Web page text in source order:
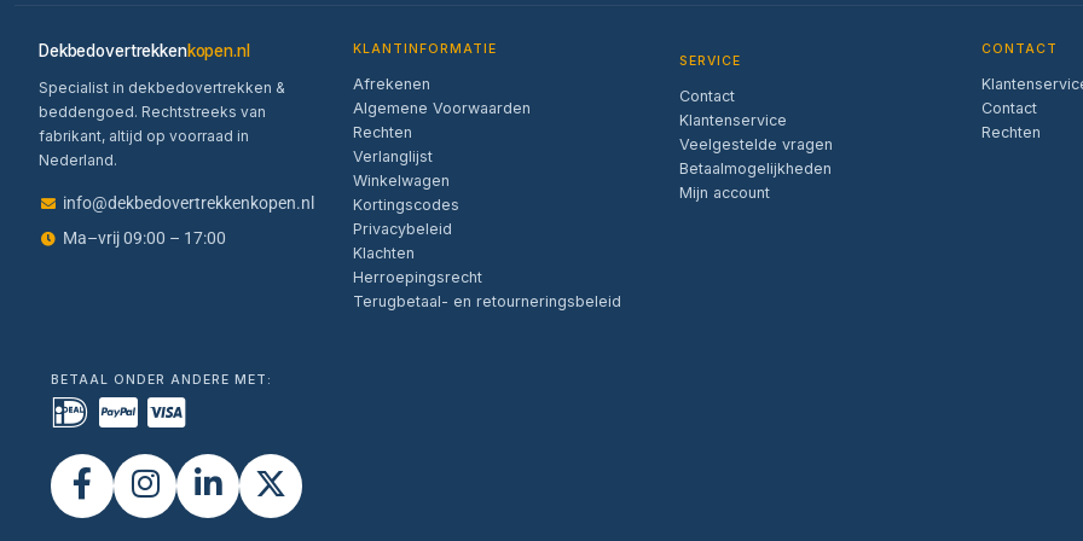
Dekbedovertrekkenkopen.nl
Specialist in dekbedovertrekken &
beddengoed. Rechtstreeks van
fabrikant, altijd op voorraad in
Nederland.
info@dekbedovertrekkenkopen.nl
Ma–vrij 09:00 – 17:00
KLANTINFORMATIE
Afrekenen
Algemene Voorwaarden
Rechten
Verlanglijst
Winkelwagen
Kortingscodes
Privacybeleid
Klachten
Herroepingsrecht
Terugbetaal- en retourneringsbeleid
SERVICE
Contact
Klantenservice
Veelgestelde vragen
Betaalmogelijkheden
Mijn account
CONTACT
Contact
Rechten
BETAAL ONDER ANDERE MET: